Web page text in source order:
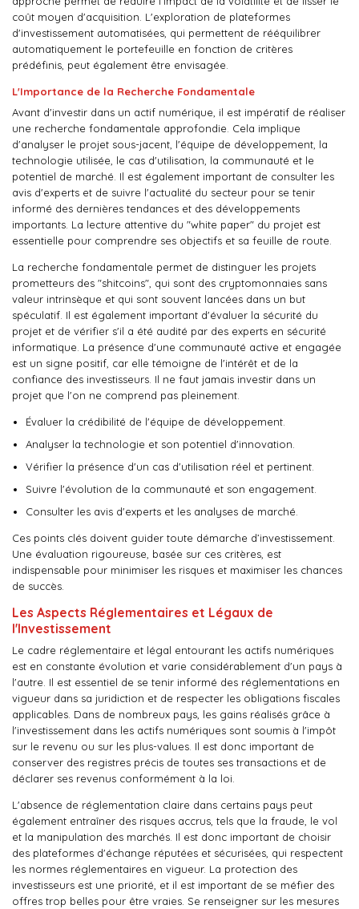
coût moyen d'acquisition. L'exploration de plateformes
d'investissement automatisées, qui permettent de rééquilibrer
automatiquement le portefeuille en fonction de critères
prédéfinis, peut également être envisagée.
L'Importance de la Recherche Fondamentale
Avant d'investir dans un actif numérique, il est impératif de réaliser
une recherche fondamentale approfondie. Cela implique
d'analyser le projet sous-jacent, l'équipe de développement, la
technologie utilisée, le cas d'utilisation, la communauté et le
potentiel de marché. Il est également important de consulter les
avis d'experts et de suivre l'actualité du secteur pour se tenir
informé des dernières tendances et des développements
importants. La lecture attentive du "white paper" du projet est
essentielle pour comprendre ses objectifs et sa feuille de route.
La recherche fondamentale permet de distinguer les projets
prometteurs des "shitcoins", qui sont des cryptomonnaies sans
valeur intrinsèque et qui sont souvent lancées dans un but
spéculatif. Il est également important d'évaluer la sécurité du
projet et de vérifier s'il a été audité par des experts en sécurité
informatique. La présence d'une communauté active et engagée
est un signe positif, car elle témoigne de l'intérêt et de la
confiance des investisseurs. Il ne faut jamais investir dans un
projet que l'on ne comprend pas pleinement.
Évaluer la crédibilité de l'équipe de développement.
Analyser la technologie et son potentiel d'innovation.
Vérifier la présence d'un cas d'utilisation réel et pertinent.
Suivre l'évolution de la communauté et son engagement.
Consulter les avis d'experts et les analyses de marché.
Ces points clés doivent guider toute démarche d’investissement.
Une évaluation rigoureuse, basée sur ces critères, est
indispensable pour minimiser les risques et maximiser les chances
de succès.
Les Aspects Réglementaires et Légaux de
l'Investissement
Le cadre réglementaire et légal entourant les actifs numériques
est en constante évolution et varie considérablement d'un pays à
l'autre. Il est essentiel de se tenir informé des réglementations en
vigueur dans sa juridiction et de respecter les obligations fiscales
applicables. Dans de nombreux pays, les gains réalisés grâce à
l'investissement dans les actifs numériques sont soumis à l'impôt
sur le revenu ou sur les plus-values. Il est donc important de
conserver des registres précis de toutes ses transactions et de
déclarer ses revenus conformément à la loi.
L'absence de réglementation claire dans certains pays peut
également entraîner des risques accrus, tels que la fraude, le vol
et la manipulation des marchés. Il est donc important de choisir
des plateformes d'échange réputées et sécurisées, qui respectent
les normes réglementaires en vigueur. La protection des
investisseurs est une priorité, et il est important de se méfier des
offres trop belles pour être vraies. Se renseigner sur les mesures